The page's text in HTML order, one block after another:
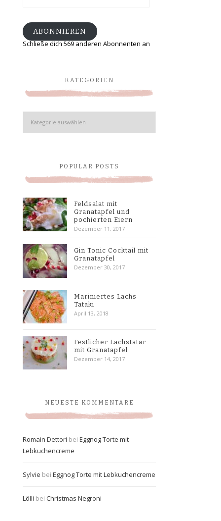
ABONNIEREN
Schließe dich 569 anderen Abonnenten an
KATEGORIEN
Kategorien
POPULAR POSTS
Feldsalat mit
Granatapfel und
pochierten Eiern
Dezember 11, 2017
Gin Tonic Cocktail mit
Granatapfel
Dezember 30, 2017
Mariniertes Lachs
Tataki
April 13, 2018
Festlicher Lachstatar
mit Granatapfel
Dezember 14, 2017
NEUESTE KOMMENTARE
Romain Dettori bei Eggnog Torte mit
Lebkuchencreme
Sylvie bei Eggnog Torte mit Lebkuchencreme
Lölli bei Christmas Negroni